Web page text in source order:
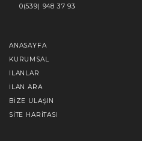
0(539) 948 37 93
ANASAYFA
KURUMSAL
İLANLAR
İLAN ARA
BIZE ULAŞIN
SITE HARITASI